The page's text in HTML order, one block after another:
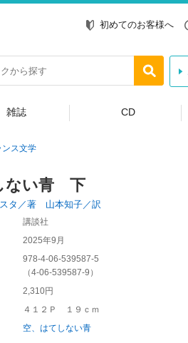
初めてのお客様へ
雑誌 CD
ンス文学
ない青 下
タ／著 山本知子／訳
講談社
2025年9月
978-4-06-539587-5
（4-06-539587-9 ）
2,310円
４１２Ｐ １９ｃｍ
空、はてしない青